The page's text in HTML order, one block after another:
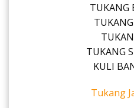
TUKANG
TUKANG
KULI
Tukang